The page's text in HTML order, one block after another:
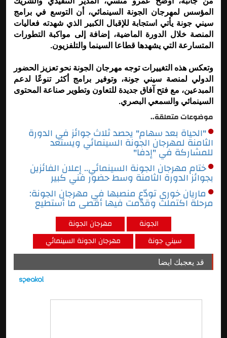
المؤسس لمهرجان الجونة السينمائي، أن التوسع في برامج
سيني جونة يأتي استجابة للإقبال الكبير الذي شهدته فعاليات
المنصة خلال الدورة الماضية، إضافة إلى مواكبة التطورات
المتسارعة التي يشهدها قطاعا السينما والتلفزيون.
وتعكس هذه التغييرات توجه مهرجان الجونة نحو تعزيز الحضور
الدولي لمنصة سيني جونة، وتوفير برامج أكثر تنوعًا لدعم
المبدعين، مع فتح آفاق جديدة للتعاون وتطوير صناعة المحتوى
السينمائي والسمعي البصري.
موضوعات متعلقة..
"الحياة بعد سهام" يحصد ثلاث جوائز في الدورة
الثامنة لمهرجان الجونة السينمائي ويستعد
للمشاركة في "إدفا"
ختام مهرجان الجونة السينمائي.. إعلان الفائزين
بجوائز الدورة الثامنة وسط حضور فني كبير
ماريان خوري تودّع منصبها في مهرجان الجونة:
مرحلة اكتملت وقدّمت فيها أقصى ما أستطيع
مهرجان الجونة
الجونة
مهرجان الجونة السينمائي
سيني جونة
قد يعجبك ايضا